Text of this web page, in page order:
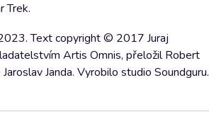
Trek.
Text copyright © 2017 Juraj
Artis Omnis, přeložil Robert
Janda. Vyrobilo studio Soundguru.